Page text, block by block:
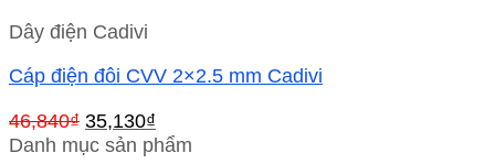
Dây điện Cadivi
Cáp điện đôi CVV 2×2.5 mm Cadivi
46,840₫ Giá
gốc
35,130₫
hiện
Danh mục sản phẩm